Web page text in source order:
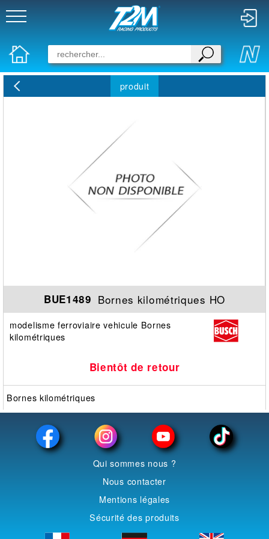
produit
BUE1489 Bornes kilométriques HO
modelisme ferroviaire vehicule Bornes
kilométriques
Bientôt de retour
Bornes kilométriques
Qui sommes nous ?
Nous contacter
Mentions légales
Sécurité des produits